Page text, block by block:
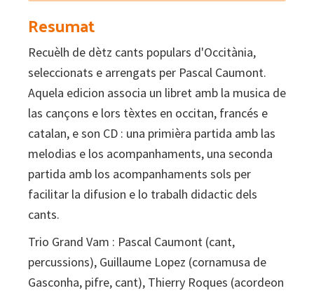
occitan
1
-
Cançoner
occità
1
(libre
+
CD)
quantity
Resumat
Recuèlh de dètz cants populars d'Occitània,
seleccionats e arrengats per Pascal Caumont.
Aquela edicion associa un libret amb la musica de
las cançons e lors tèxtes en occitan, francés e
catalan, e son CD : una primièra partida amb las
melodias e los acompanhaments, una seconda
partida amb los acompanhaments sols per
facilitar la difusion e lo trabalh didactic dels
cants.
Trio Grand Vam : Pascal Caumont (cant,
percussions), Guillaume Lopez (cornamusa de
Gasconha, pifre, cant), Thierry Roques (acordeon